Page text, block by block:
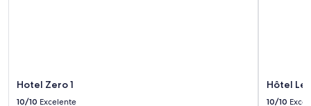
Termos
adicionais
Hotel Zero 1
10/10 Excelente
Hôtel Le
10/10